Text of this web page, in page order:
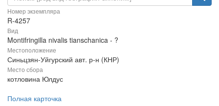
Номер экземпляра
R-4257
Вид
Montifringilla nivalis tianschanica - ?
Местоположение
Синьцзян-Уйгурский авт. р-н (КНР)
Место сбора
котловина Юлдус
Полная карточка